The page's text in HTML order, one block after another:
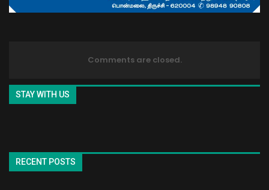
Comments are closed.
STAY WITH US
RECENT POSTS